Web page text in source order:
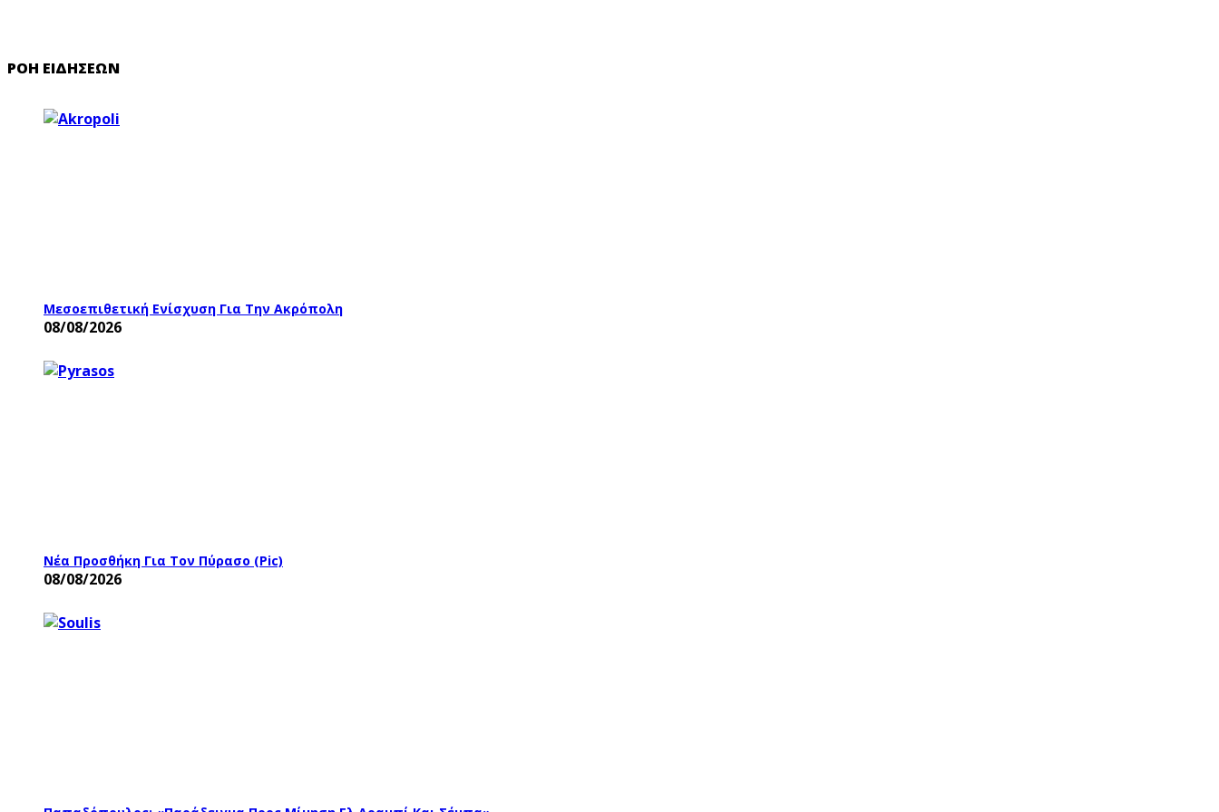
ΡΟΉ ΕΙΔΉΣΕΩΝ
Μεσοεπιθετική Ενίσχυση Για Την Ακρόπολη
08/08/2026
Νέα Προσθήκη Για Τον Πύρασο (pic)
08/08/2026